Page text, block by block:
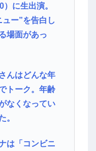
に生出演。
ー”を告白し
場面があっ
んはどんな年
トーク。年齢
なくなってい
。
は「コンビニ